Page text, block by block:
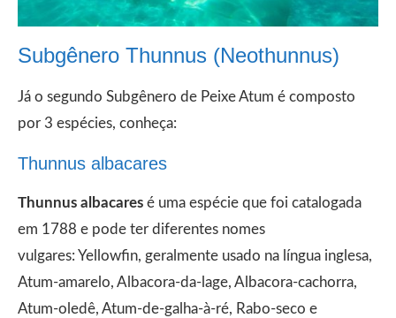
Subgênero Thunnus (Neothunnus)
Já o segundo Subgênero de Peixe Atum é composto
por 3 espécies, conheça:
Thunnus albacares
Thunnus albacares é uma espécie que foi catalogada
em 1788 e pode ter diferentes nomes
vulgares: Yellowfin, geralmente usado na língua inglesa,
Atum-amarelo, Albacora-da-lage, Albacora-cachorra,
Atum-oledê, Atum-de-galha-à-ré, Rabo-seco e